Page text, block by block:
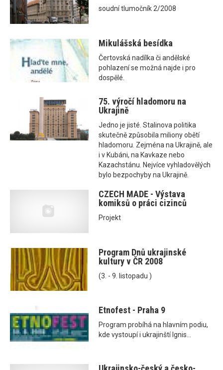
soudní tlumočník 2/2008
Mikulášská besídka
Čertovská nadílka či andělské
pohlazení se možná najde i pro
dospělé.
75. výročí hladomoru na
Ukrajině
Jedno je jisté. Stalinova politika
skutečně způsobila miliony obětí
hladomoru. Zejména na Ukrajině, ale
i v Kubáni, na Kavkaze nebo
Kazachstánu. Nejvíce vyhladovělých
bylo bezpochyby na Ukrajině.
CZECH MADE - Výstava
komiksů o práci cizinců
Projekt
Program Dnů ukrajinské
kultury v ČR 2008
(3. - 9. listopadu )
Etnofest - Praha 9
Program probíhá na hlavním podiu,
kde vystoupí i ukrajinští Ignis...